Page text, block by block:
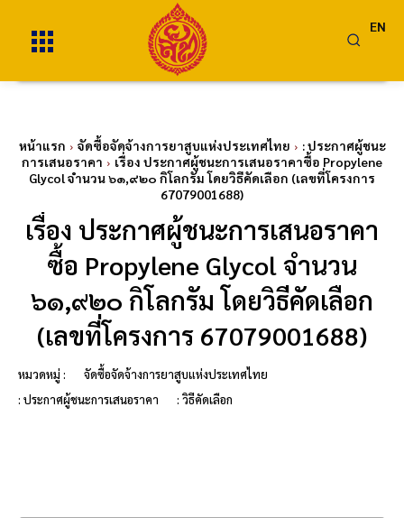
EN
หน้าแรก จัดซื้อจัดจ้างการยาสูบแห่งประเทศไทย
: ประกาศผู้ชนะ
การเสนอราคา
เรื่อง ประกาศผู้ชนะการเสนอราคาซื้อ Propylene
Glycol จำนวน ๖๑,๙๒๐ กิโลกรัม โดยวิธีคัดเลือก (เลขที่โครงการ
67079001688)
เรื่อง ประกาศผู้ชนะการเสนอราคา
ซื้อ Propylene Glycol จำนวน
๖๑,๙๒๐ กิโลกรัม โดยวิธีคัดเลือก
(เลขที่โครงการ 67079001688)
หมวดหมู่ :
จัดซื้อจัดจ้างการยาสูบแห่งประเทศไทย
: ประกาศผู้ชนะการเสนอราคา
: วิธีคัดเลือก